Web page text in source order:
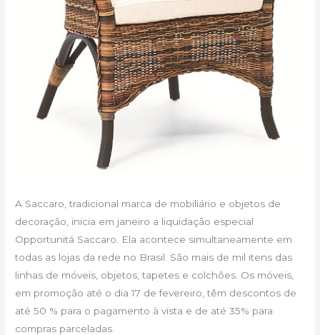
A Saccaro, tradicional marca de mobiliário e objetos de
decoração, inicia em janeiro a liquidação especial
Opportunitá Saccaro. Ela acontece simultaneamente em
todas as lojas da rede no Brasil. São mais de mil itens das
linhas de móveis, objetos, tapetes e colchões. Os móveis,
em promoção até o dia 17 de fevereiro, têm descontos de
até 50 % para o pagamento à vista e de até 35% para
compras parceladas.